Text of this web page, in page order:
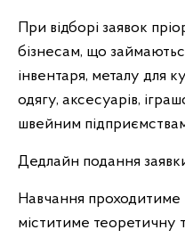
При відборі заявок
бізнесам, що
інвентаря, металу для
одягу, аксесуарів,
швейним
Дедлайн подання
Навчання проходитиме
міститиме теоретичну